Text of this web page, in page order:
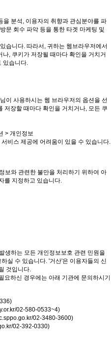
을 분석, 이용자의 취향과 관심분야를 파
문 회수 파악 등을 통한 타겟 마케팅 및
습니다. 따라서, 귀하는 웹브라우저에서
, 쿠키가 저장될 때마다 확인을 거치거
있습니다.
이 사용하시는 웹 브라우저의 옵션을 선
저장할 때마다 확인을 거치거나, 모든 쿠
> 개인정보
비스 제공에 어려움이 있을 수 있습니다.
보와 관련한 불만을 처리하기 위하여 아
를 지정하고 있습니다.
생하는 모든 개인정보보호 관련 민원을
실 수 있습니다. '거산'은 이용자들의 신
것입니다.
하신 경우에는 아래 기관에 문의하시기
02-580-0533~4)
02-3480-3600)
02-392-0330)